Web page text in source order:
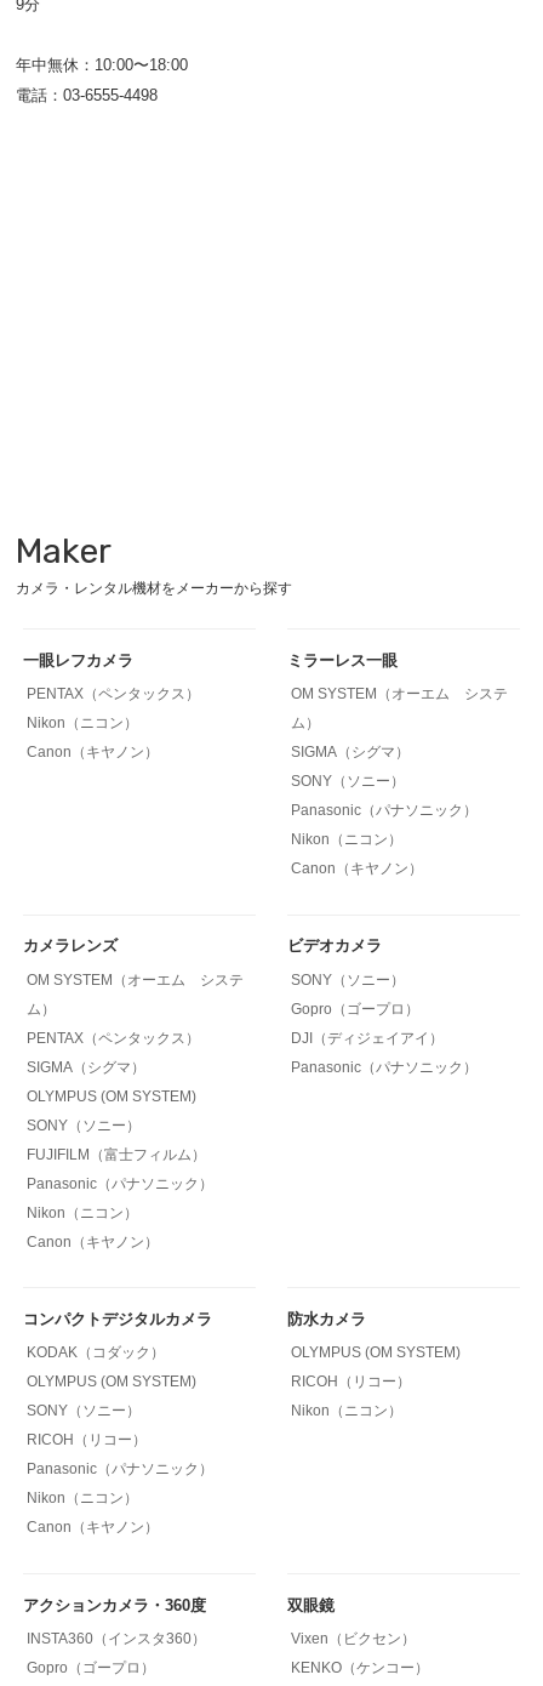
9分
年中無休：10:00〜18:00
電話：03-6555-4498
Maker
カメラ・レンタル機材をメーカーから探す
一眼レフカメラ
PENTAX（ペンタックス）
Nikon（ニコン）
Canon（キヤノン）
ミラーレス一眼
OM SYSTEM（オーエム システ
ム）
SIGMA（シグマ）
SONY（ソニー）
Panasonic（パナソニック）
Nikon（ニコン）
Canon（キヤノン）
カメラレンズ
OM SYSTEM（オーエム システ
ム）
PENTAX（ペンタックス）
SIGMA（シグマ）
OLYMPUS (OM SYSTEM)
SONY（ソニー）
FUJIFILM（富士フィルム）
Panasonic（パナソニック）
Nikon（ニコン）
Canon（キヤノン）
ビデオカメラ
SONY（ソニー）
Gopro（ゴープロ）
DJI（ディジェイアイ）
Panasonic（パナソニック）
コンパクトデジタルカメラ
KODAK（コダック）
OLYMPUS (OM SYSTEM)
SONY（ソニー）
RICOH（リコー）
Panasonic（パナソニック）
Nikon（ニコン）
Canon（キヤノン）
防水カメラ
OLYMPUS (OM SYSTEM)
RICOH（リコー）
Nikon（ニコン）
アクションカメラ・360度
INSTA360（インスタ360）
Gopro（ゴープロ）
双眼鏡
Vixen（ビクセン）
KENKO（ケンコー）